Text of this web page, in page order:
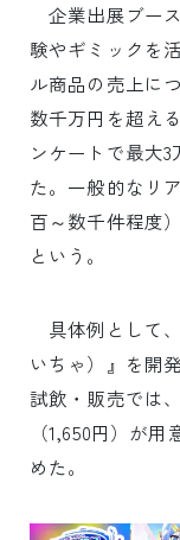
企業出展ブー
験やギミックを
ル商品の売上に
数千万円を超え
ンケートで最大
た。一般的なリ
百～数千件程度
という。
具体例として
いちゃ）』を開
試飲・販売では
（1,650円）が
めた。